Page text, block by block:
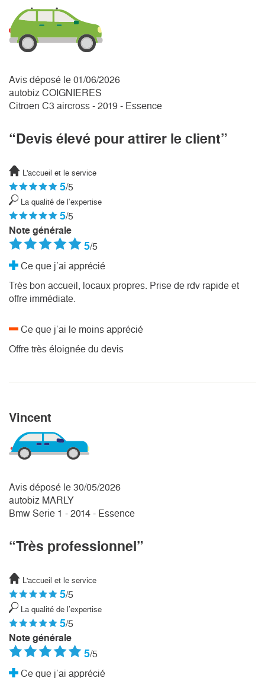
Avis déposé le 01/06/2026
autobiz COIGNIERES
Citroen C3 aircross - 2019 - Essence
“Devis élevé pour attirer le client”
L'accueil et le service
5/5
La qualité de l’expertise
5/5
Note générale
5/5
Ce que j’ai apprécié
Très bon accueil, locaux propres. Prise de rdv rapide et
offre immédiate.
Ce que j’ai le moins apprécié
Offre très éloignée du devis
Vincent
Avis déposé le 30/05/2026
autobiz MARLY
Bmw Serie 1 - 2014 - Essence
“Très professionnel”
L'accueil et le service
5/5
La qualité de l’expertise
5/5
Note générale
5/5
Ce que j’ai apprécié